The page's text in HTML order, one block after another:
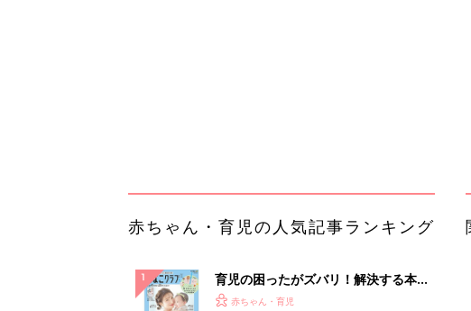
リーダーへの警鐘。自律型組織をつく
る前に外せな...
PR（ビズヒント）